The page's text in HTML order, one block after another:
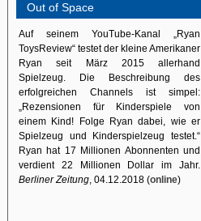
Out of Space
Auf seinem YouTube-Kanal „Ryan
ToysReview“ testet der kleine Amerikaner
Ryan seit März 2015 allerhand
Spielzeug. Die Beschreibung des
erfolgreichen Channels ist simpel:
„Rezensionen für Kinderspiele von
einem Kind! Folge Ryan dabei, wie er
Spielzeug und Kinderspielzeug testet.“
Ryan hat 17 Millionen Abonnenten und
verdient 22 Millionen Dollar im Jahr.
Berliner Zeitung, 04.12.2018 (online)